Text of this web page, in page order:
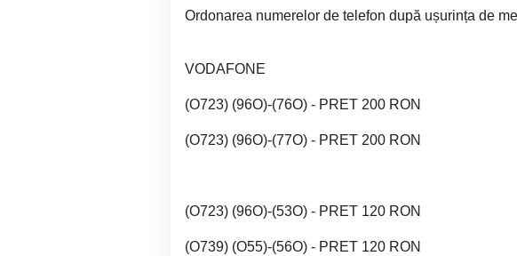
Ordonarea numerelor de telefon după ușurința de
VODAFONE
(O723) (96O)-(76O) - PRET 200 RON
(O723) (96O)-(77O) - PRET 200 RON
(O723) (96O)-(53O) - PRET 120 RON
(O739) (O55)-(56O) - PRET 120 RON